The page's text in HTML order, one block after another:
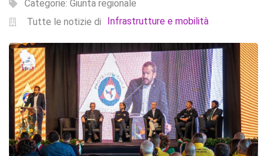
Categorie: Giunta regionale
Tutte le notizie di
Infrastrutture e mobilità